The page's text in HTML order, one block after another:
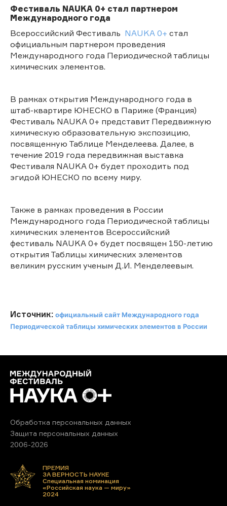
Фестиваль NAUKA 0+ стал партнером
Международного года
Всероссийский Фестиваль NAUKA 0+ стал
официальным партнером проведения
Международного года Периодической таблицы
химических элементов.
В рамках открытия Международного года в
штаб-квартире ЮНЕСКО в Париже (Франция)
Фестиваль NAUKA 0+ представит Передвижную
химическую образовательную экспозицию,
посвященную Таблице Менделеева. Далее, в
течение 2019 года передвижная выставка
Фестиваля NAUKA 0+ будет проходить под
эгидой ЮНЕСКО по всему миру.
Также в рамках проведения в России
Международного года Периодической таблицы
химических элементов Всероссийский
фестиваль NAUKA 0+ будет посвящен 150-летию
открытия Таблицы химических элементов
великим русским ученым Д.И. Менделеевым.
Источник: официальный сайт Международного года
Периодической таблицы химических элементов в России
Обработка персональных данных
Защита персональных данных
2006-2026
ПРЕМИЯ
ЗА ВЕРНОСТЬ НАУКЕ
Специальная номинация
«Российская наука — миру»
2024